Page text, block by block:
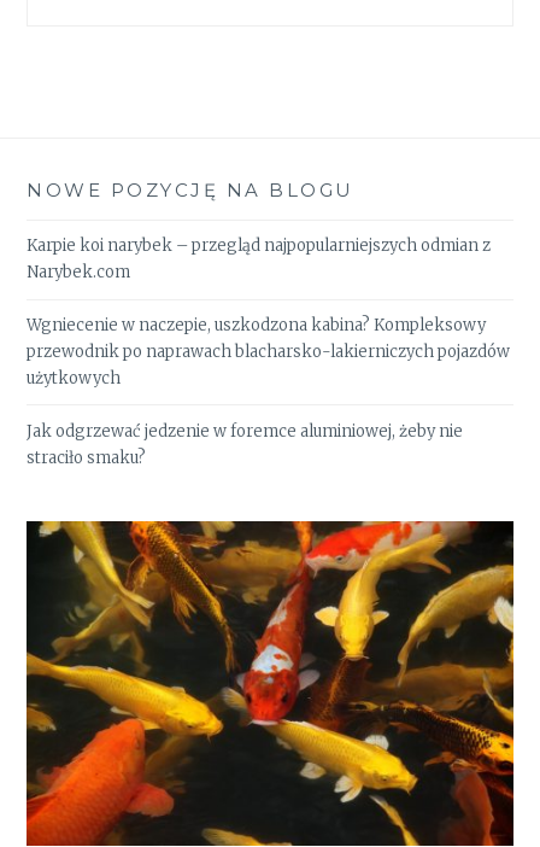
NOWE POZYCJĘ NA BLOGU
Karpie koi narybek – przegląd najpopularniejszych odmian z
Narybek.com
Wgniecenie w naczepie, uszkodzona kabina? Kompleksowy
przewodnik po naprawach blacharsko-lakierniczych pojazdów
użytkowych
Jak odgrzewać jedzenie w foremce aluminiowej, żeby nie
straciło smaku?